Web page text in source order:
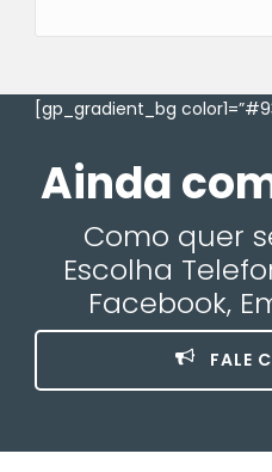
[gp_gradient_bg
Ainda
Como quer
Escolha
Facebook,
FALE